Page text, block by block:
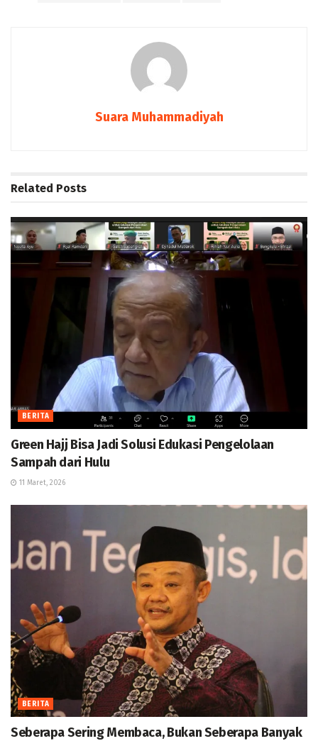
Suara Muhammadiyah
Related Posts
BERITA
Green Hajj Bisa Jadi Solusi Edukasi Pengelolaan
Sampah dari Hulu
11 Maret, 2026
BERITA
Seberapa Sering Membaca, Bukan Seberapa Banyak